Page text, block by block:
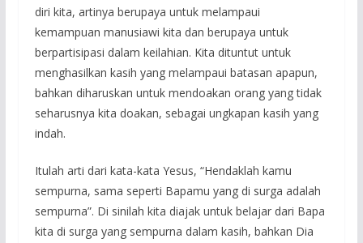
diri kita, artinya berupaya untuk melampaui
kemampuan manusiawi kita dan berupaya untuk
berpartisipasi dalam keilahian. Kita dituntut untuk
menghasilkan kasih yang melampaui batasan apapun,
bahkan diharuskan untuk mendoakan orang yang tidak
seharusnya kita doakan, sebagai ungkapan kasih yang
indah.
Itulah arti dari kata-kata Yesus, “Hendaklah kamu
sempurna, sama seperti Bapamu yang di surga adalah
sempurna”. Di sinilah kita diajak untuk belajar dari Bapa
kita di surga yang sempurna dalam kasih, bahkan Dia